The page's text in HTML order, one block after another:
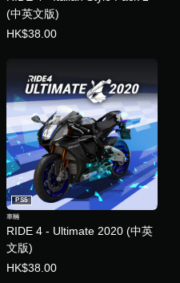
(中英文版)
HK$38.00
RIDE 4 - Ultimate 2020 (中英
文版)
PS5
車輛
HK$38.00